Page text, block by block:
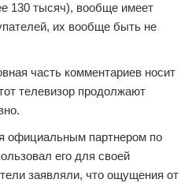
130 тысяч), вообще имеет
их вообще быть не
часть комментариев носит
телевизор продолжают
официальным партнером по
его для своей
заявляли, что ощущения от